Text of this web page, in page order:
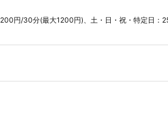
円/30分(最大1200円)、土・日・祝・特定日：